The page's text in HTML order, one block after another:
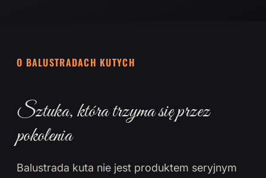
O BALUSTRADACH KUTYCH
Sztuka, która trzyma się przez
pokolenia
Balustrada kuta nie jest produktem seryjnym